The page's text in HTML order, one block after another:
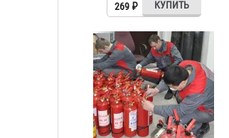
147 ₽